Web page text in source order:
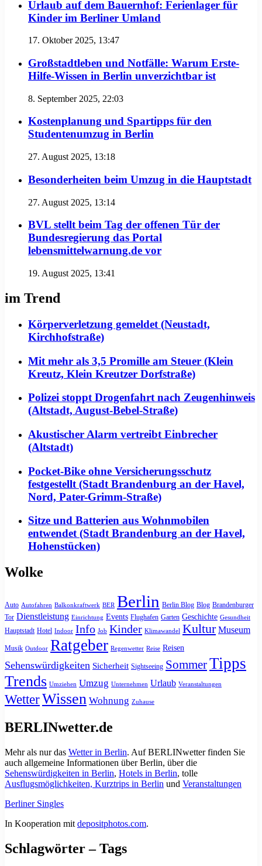
Urlaub auf dem Bauernhof: Ferienlager für
Kinder im Berliner Umland
17. Oktober 2025, 13:47
Großstadtleben und Notfälle: Warum Erste-
Hilfe-Wissen in Berlin unverzichtbar ist
8. September 2025, 22:03
Kostenplanung und Spartipps für den
Studentenumzug in Berlin
27. August 2025, 13:18
Besonderheiten beim Umzug in die Hauptstadt
27. August 2025, 13:14
BVL stellt beim Tag der offenen Tür der
Bundesregierung das Portal
lebensmittelwarnung.de vor
19. August 2025, 13:41
im Trend
Körperverletzung gemeldet (Neustadt,
Kirchhofstraße)
Mit mehr als 3,5 Promille am Steuer (Klein
Kreutz, Klein Kreutzer Dorfstraße)
Polizei stoppt Drogenfahrt nach Zeugenhinweis
(Altstadt, August-Bebel-Straße)
Akustischer Alarm vertreibt Einbrecher
(Altstadt)
Pocket-Bike ohne Versicherungsschutz
festgestellt (Stadt Brandenburg an der Havel,
Nord, Pater-Grimm-Straße)
Sitze und Batterien aus Wohnmobilen
entwendet (Stadt Brandenburg an der Havel,
Hohenstücken)
Wolke
Auto Autofahren Balkonkraftwerk BER Berlin Berlin Blog Blog Brandenburger
Tor Dienstleistung Einrichtung Events Flughafen Garten Geschichte Gesundheit
Hauptstadt Hotel Indoor Info Job Kinder Klimawandel Kultur Museum
Musik Outdoor Ratgeber Regenwetter Reise Reisen
Sehenswürdigkeiten Sicherheit Sightseeing SommerTipps
Trends Umziehen Umzug Unternehmen Urlaub Veranstaltungen
WetterWissen Wohnung Zuhause
BERLINwetter.de
Mehr als nur das Wetter in Berlin. Auf BERLINwetter finden Sie
auch allgemeine Informationen über Berlin, über die
Sehenswürdigkeiten in Berlin, Hotels in Berlin, tolle
Ausflugsmöglichkeiten, Kurztrips in Berlin und Veranstaltungen
Berliner Singles
In Kooperation mit depositphotos.com.
Schlagwörter – Tags